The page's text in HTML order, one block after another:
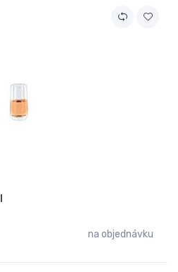
na objednávku